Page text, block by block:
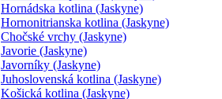
Hornádska kotlina (Jaskyne)
Hornonitrianska kotlina (Jaskyne)
Chočské vrchy (Jaskyne)
Javorie (Jaskyne)
Javorníky (Jaskyne)
Juhoslovenská kotlina (Jaskyne)
Košická kotlina (Jaskyne)